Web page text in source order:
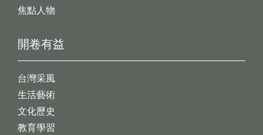
開卷有益
台灣采風
生活藝術
文化歷史
教育學習
焦點人物